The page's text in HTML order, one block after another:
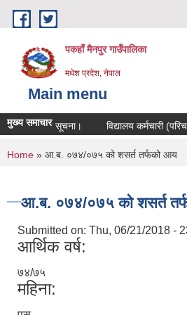
Skip to main content
पकहाँ मैनपुर गाउँपालिका
मधेश प्रदेश, नेपाल
Main menu
मुख्य समाचार
सम्बन्धि सूचना। विद्यालय कर्मचारी
You are here
Home » आ.ब. ०७४/०७५ को शसर्त तर्फको आय
आ.ब. ०७४/०७५ को शसर्त
Submitted on: Thu, 06/21/2018 -
आर्थिक वर्ष:
७४/७५
महिना: